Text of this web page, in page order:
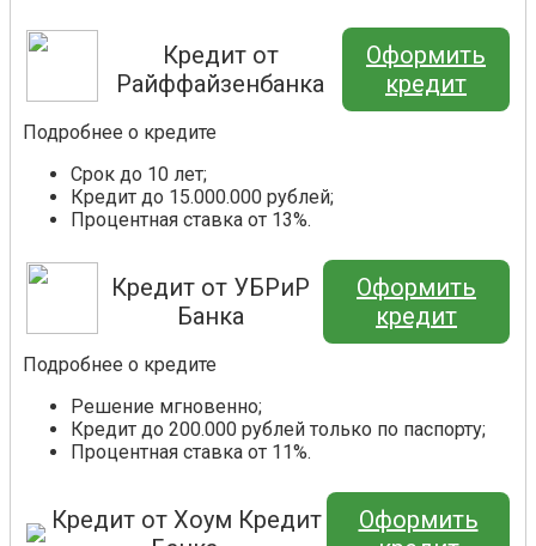
Кредит от
Райффайзенбанка
Оформить
кредит
Подробнее о кредите
Срок до 10 лет;
Кредит до 15.000.000 рублей;
Процентная ставка от 13%.
Кредит от УБРиР
Банка
Оформить
кредит
Подробнее о кредите
Решение мгновенно;
Кредит до 200.000 рублей только по паспорту;
Процентная ставка от 11%.
Кредит от Хоум Кредит
Оформить